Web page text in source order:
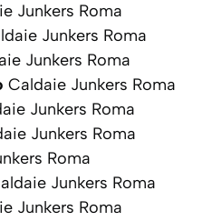
Junkers Roma
Junkers Roma
Junkers Roma
Caldaie Junkers Roma
Junkers Roma
Junkers Roma
Roma
Junkers Roma
Junkers Roma